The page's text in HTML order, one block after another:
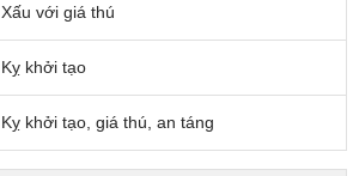
Xấu với giá thú
Kỵ khởi tạo
Kỵ khởi tạo, giá thú, an táng